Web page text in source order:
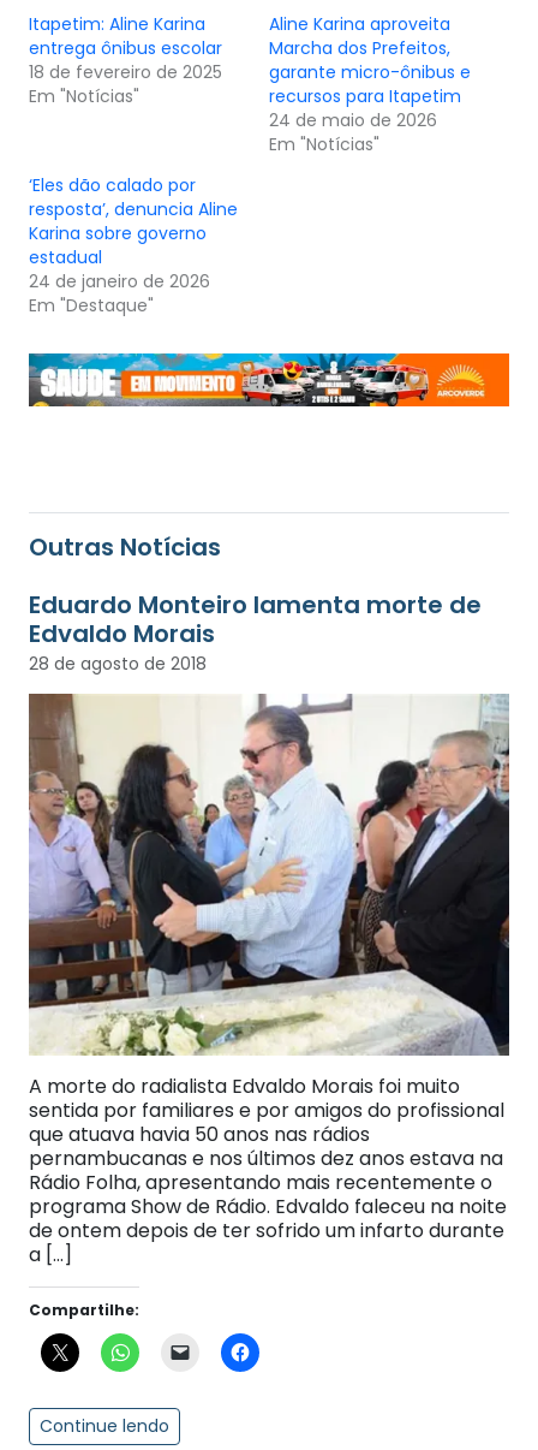
Itapetim: Aline Karina
entrega ônibus escolar
18 de fevereiro de 2025
Em "Notícias"
Aline Karina aproveita
Marcha dos Prefeitos,
garante micro-ônibus e
recursos para Itapetim
24 de maio de 2026
Em "Notícias"
‘Eles dão calado por
resposta’, denuncia Aline
Karina sobre governo
estadual
24 de janeiro de 2026
Em "Destaque"
Outras Notícias
Eduardo Monteiro lamenta morte de
Edvaldo Morais
28 de agosto de 2018
A morte do radialista Edvaldo Morais foi muito
sentida por familiares e por amigos do profissional
que atuava havia 50 anos nas rádios
pernambucanas e nos últimos dez anos estava na
Rádio Folha, apresentando mais recentemente o
programa Show de Rádio. Edvaldo faleceu na noite
de ontem depois de ter sofrido um infarto durante
a […]
Compartilhe:
Continue lendo